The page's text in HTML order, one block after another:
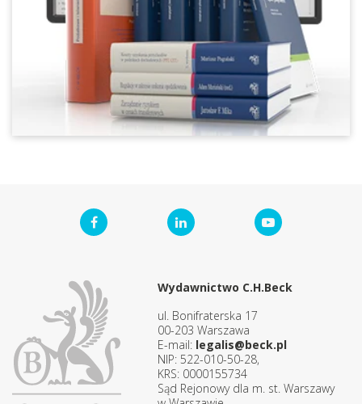
Wydawnictwo C.H.Beck
ul. Bonifraterska 17
00-203 Warszawa
E-mail: legalis@beck.pl
NIP: 522-010-50-28,
KRS: 0000155734
Sąd Rejonowy dla m. st. Warszawy